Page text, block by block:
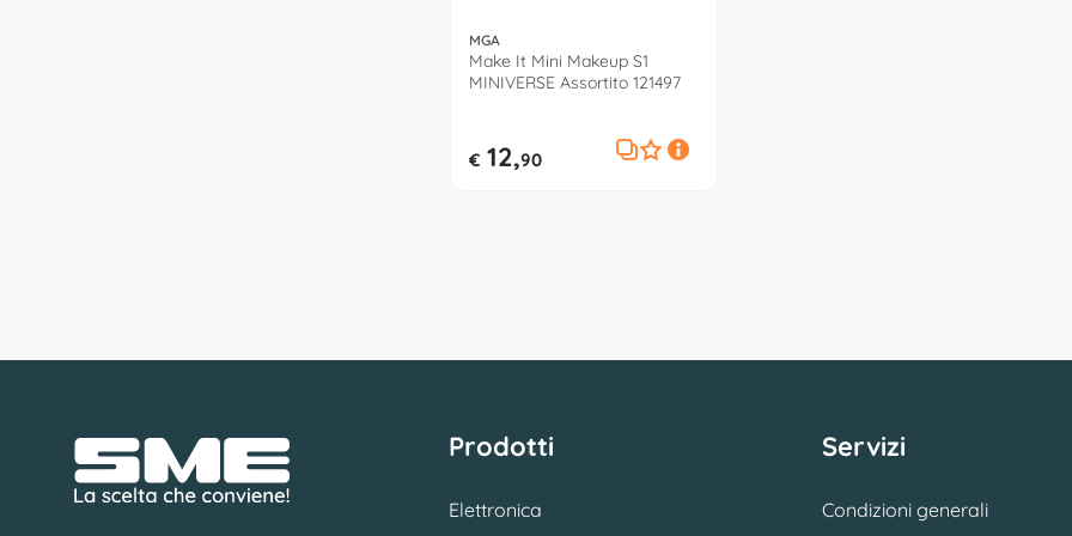
MGA
Make It Mini Makeup S1
MINIVERSE Assortito 121497
€12,90
Prodotti
Elettronica
Servizi
Condizioni generali